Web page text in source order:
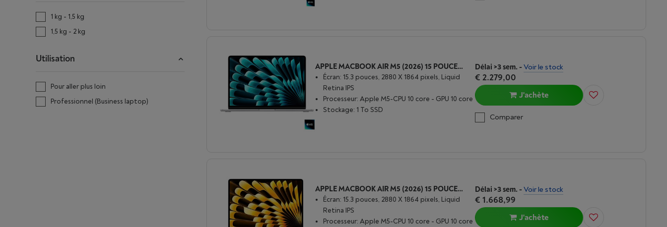
1 kg - 1,5 kg
1,5 kg - 2 kg
Utilisation
Pour aller plus loin
Professionnel (Business laptop)
APPLE MACBOOK AIR M5 (2026) 15 POUCES | 24 GO | 1TO | ARGENT
Écran: 15.3 pouces, 2880 X 1864 pixels, Liquid
Retina IPS
Processeur: Apple M5-CPU 10 core - GPU 10 core
Stockage: 1 To SSD
Délai >3 sem. - Voir le stock
€ 2.279,00
J'achète
Comparer
APPLE MACBOOK AIR M5 (2026) 15 POUCES | 16 GO | 512 GO | LUMIÈRE STELLAIRE
Écran: 15.3 pouces, 2880 X 1864 pixels, Liquid
Retina IPS
Processeur: Apple M5-CPU 10 core - GPU 10 core
Délai >3 sem. - Voir le stock
€ 1.668,99
J'achète